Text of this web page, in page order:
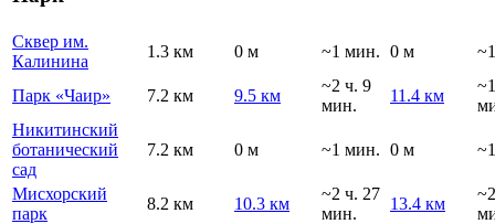
Сквер им.
Калинина
1.3 км 0 м ~1 мин. 0 м
Парк «Чаир» 7.2 км 9.5 км
~2 ч. 9
мин.
11.4 км
Никитинский
ботанический
сад
7.2 км 0 м ~1 мин. 0 м
Мисхорский
парк
8.2 км 10.3 км
~2 ч. 27
мин.
13.4 км